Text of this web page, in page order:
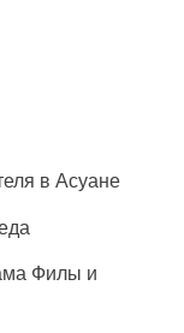
в Асуане
Филы и